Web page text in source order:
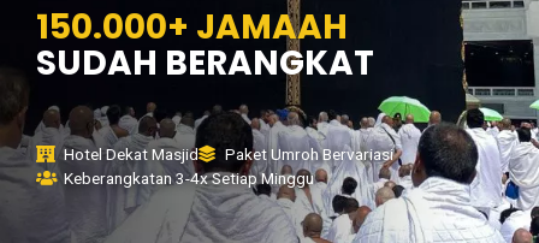
150.000+ JAMAAH
SUDAH BERANGKAT
Hotel Dekat Masjid
Paket Umroh Bervariasi
Keberangkatan 3-4x Setiap Minggu